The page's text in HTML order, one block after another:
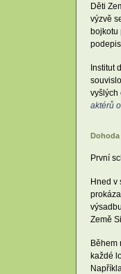
Děti
výzvě
bojkotu
Institut
vyšlých
aktérů
Dohoda
První
Hned v
Země
Během
každé